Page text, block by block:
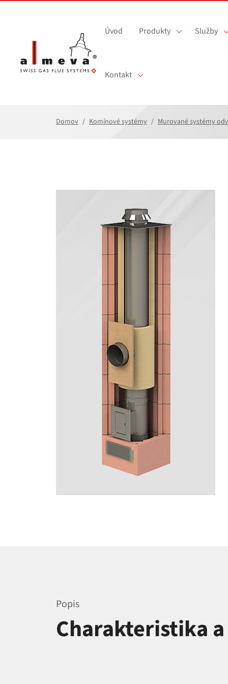
Úvod Produkty Služby
Kontakt
Domov Komínové systémy Murované systémy
Popis
Charakteristika